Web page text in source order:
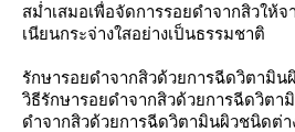
สม่ำเสมอเพื่อจัดการรอยดำจากสิวให้จ
เนียนกระจ่างใสอย่างเป็นธรรมชาติ
รักษารอยดำจากสิวด้วยการฉีดวิตามิน
วิธีรักษารอยดำจากสิวด้วยการฉีดวิตา
ดำจากสิวด้วยการฉีดวิตามินผิวชนิดต่า